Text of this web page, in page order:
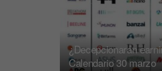
¿Decepcionarán
Calendario 30 marzo